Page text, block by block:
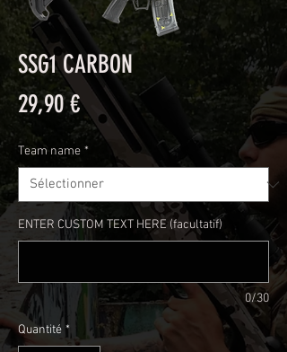
SSG1 CARBON
29,90 €Prix
Team name *
ENTER CUSTOM TEXT HERE (facultatif)
0/30
Quantité *